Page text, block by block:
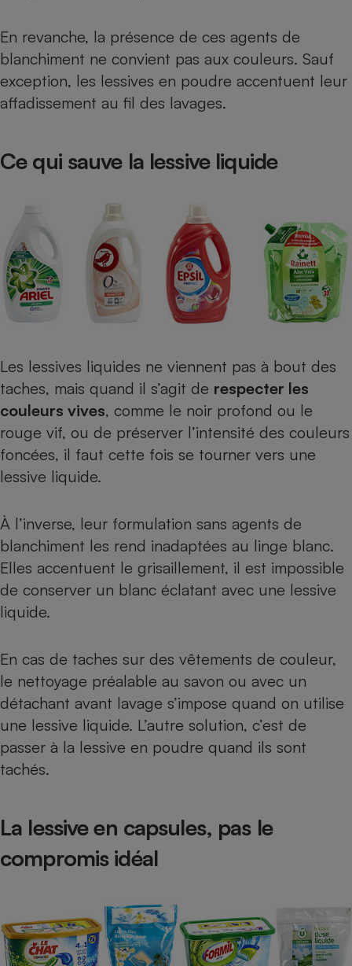
En revanche, la présence de ces agents de
blanchiment ne convient pas aux couleurs. Sauf
exception, les lessives en poudre accentuent leur
affadissement au fil des lavages.
Ce qui sauve la lessive liquide
Les lessives liquides ne viennent pas à bout des
taches, mais quand il s’agit de respecter les
couleurs vives, comme le noir profond ou le
rouge vif, ou de préserver l’intensité des couleurs
foncées, il faut cette fois se tourner vers une
lessive liquide.
À l’inverse, leur formulation sans agents de
blanchiment les rend inadaptées au linge blanc.
Elles accentuent le grisaillement, il est impossible
de conserver un blanc éclatant avec une lessive
liquide.
En cas de taches sur des vêtements de couleur,
le nettoyage préalable au savon ou avec un
détachant avant lavage s’impose quand on utilise
une lessive liquide. L’autre solution, c’est de
passer à la lessive en poudre quand ils sont
tachés.
La lessive en capsules, pas le
compromis idéal